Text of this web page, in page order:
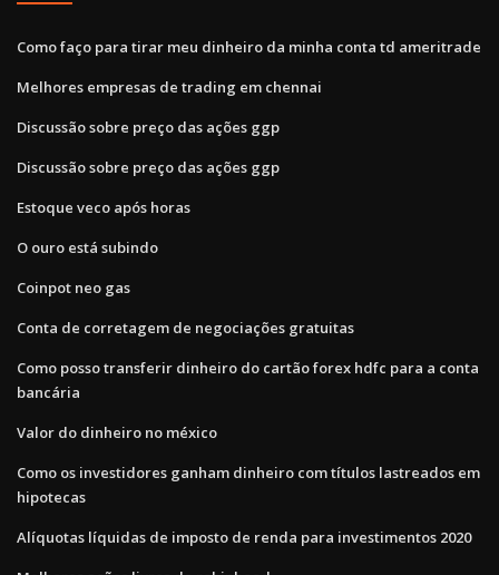
Como faço para tirar meu dinheiro da minha conta td ameritrade
Melhores empresas de trading em chennai
Discussão sobre preço das ações ggp
Discussão sobre preço das ações ggp
Estoque veco após horas
O ouro está subindo
Coinpot neo gas
Conta de corretagem de negociações gratuitas
Como posso transferir dinheiro do cartão forex hdfc para a conta
bancária
Valor do dinheiro no méxico
Como os investidores ganham dinheiro com títulos lastreados em
hipotecas
Alíquotas líquidas de imposto de renda para investimentos 2020